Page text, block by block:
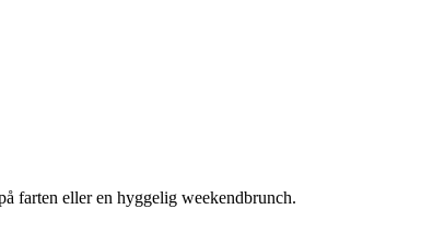
farten eller en hyggelig weekendbrunch.